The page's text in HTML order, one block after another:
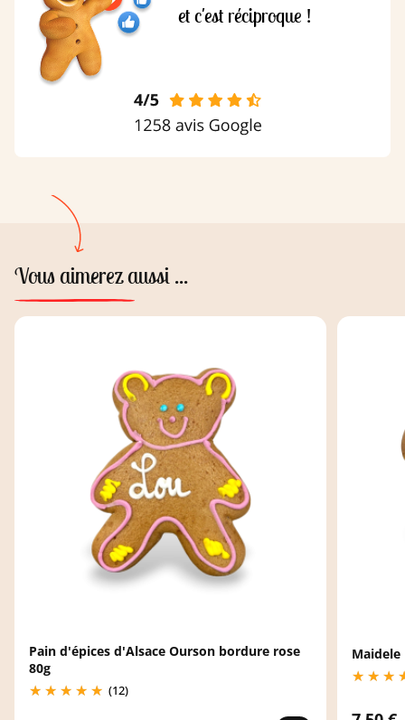
et c'est réciproque !
Vous aimerez aussi ...
Pain d'épices d'Alsace Ourson bordure rose
80g
(12)
Maidele